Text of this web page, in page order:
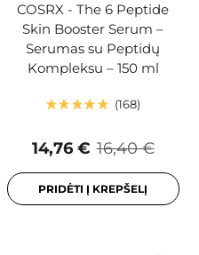
COSRX - The 6 Peptide
Skin Booster Serum –
Serumas su Peptidų
Kompleksu – 150 ml
168
16,40 €
14,76 €
PRIDĖTI Į KREPŠELĮ